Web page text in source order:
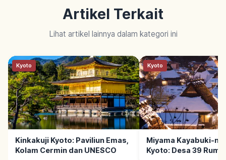
Artikel Terkait
Lihat artikel lainnya dalam kategori ini
Kyoto
Kinkakuji Kyoto: Paviliun Emas,
Kolam Cermin dan UNESCO
Kyoto
Miyama Kayabuki-
Kyoto: Desa 39